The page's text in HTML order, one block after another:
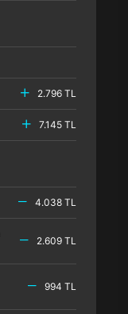
2.796 TL
7.145 TL
4.038 TL
2.609 TL
994 TL